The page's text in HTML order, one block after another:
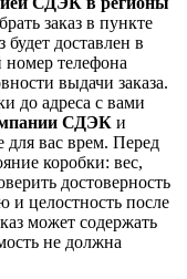
заказ в пункте
будет доставлен в
телефона
выдачи заказа.
до адреса с вами
СДЭК и
для вас врем. Перед
коробки: вес,
достоверность
и целостность после
может содержать
не должна